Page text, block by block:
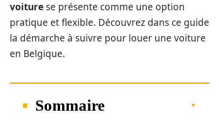
voiture se présente comme une option
pratique et flexible. Découvrez dans ce guide
la démarche à suivre pour louer une voiture
en Belgique.
Sommaire